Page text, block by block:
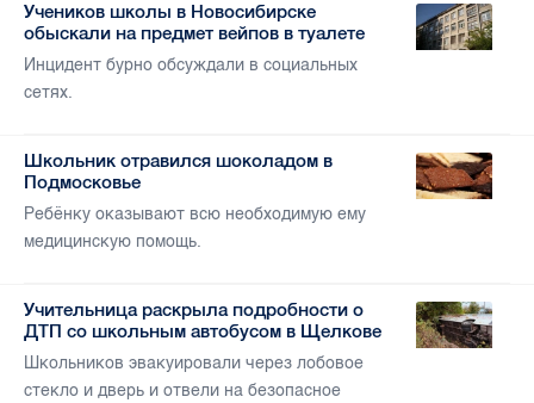
Учеников школы в Новосибирске
обыскали на предмет вейпов в туалете
Инцидент бурно обсуждали в социальных
сетях.
Школьник отравился шоколадом в
Подмосковье
Ребёнку оказывают всю необходимую ему
медицинскую помощь.
Учительница раскрыла подробности о
ДТП со школьным автобусом в Щелкове
Школьников эвакуировали через лобовое
стекло и дверь и отвели на безопасное